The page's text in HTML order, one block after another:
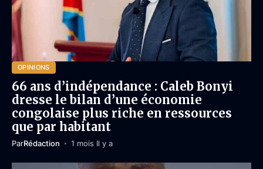
OPINIONS
66 ans d’indépendance : Caleb Bonyi
dresse le bilan d’une économie
congolaise plus riche en ressources
que par habitant
ParRédaction 1 mois Il y a